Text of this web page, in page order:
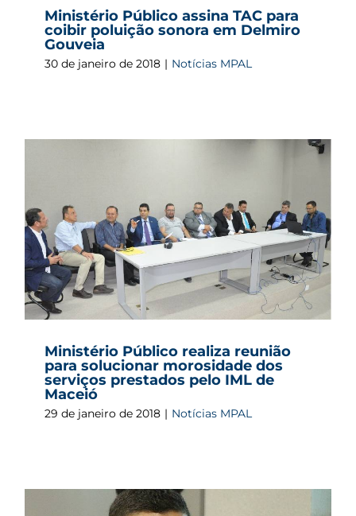
Ministério Público assina TAC para
coibir poluição sonora em Delmiro
Gouveia
30 de janeiro de 2018 | Notícias MPAL
Ministério Público realiza reunião
para solucionar morosidade dos
serviços prestados pelo IML de
Maceió
29 de janeiro de 2018 | Notícias MPAL